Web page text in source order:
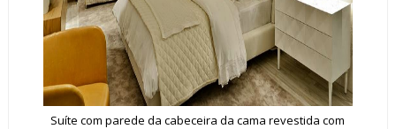
Suíte com parede da cabeceira da cama revestida com